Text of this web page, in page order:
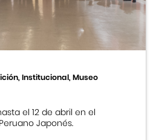
Institucional, Museo
el 12 de abril en el
Japonés.